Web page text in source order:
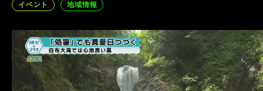
イベント
地域情報